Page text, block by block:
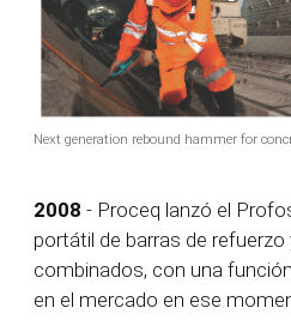
Next generation rebound hammer for
2008 - Proceq lanzó el
portátil de barras de
combinados, con una
en el mercado en ese